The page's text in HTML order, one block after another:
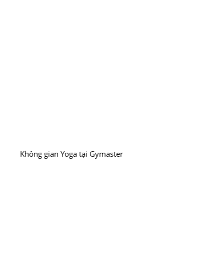
Không gian Yoga tại Gymaster